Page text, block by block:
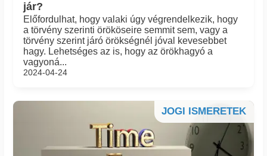
jár?
Előfordulhat, hogy valaki úgy végrendelkezik, hogy
a törvény szerinti örököseire semmit sem, vagy a
törvény szerint járó örökségnél jóval kevesebbet
hagy. Lehetséges az is, hogy az örökhagyó a
vagyoná...
2024-04-24
JOGI ISMERETEK